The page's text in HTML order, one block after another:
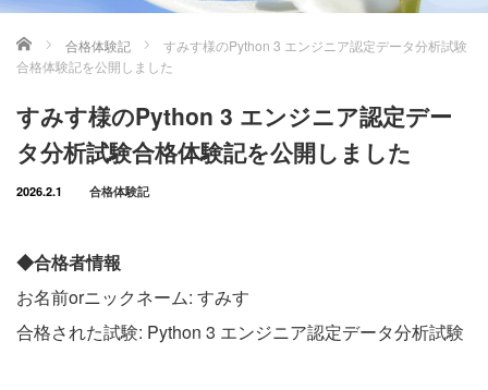
ホーム 合格体験記
すみす様のPython 3 エンジニア認定データ分析試験
合格体験記を公開しました
すみす様のPython 3 エンジニア認定デー
タ分析試験合格体験記を公開しました
2026.2.1 合格体験記
◆合格者情報
お名前orニックネーム: すみす
合格された試験: Python 3 エンジニア認定データ分析試験